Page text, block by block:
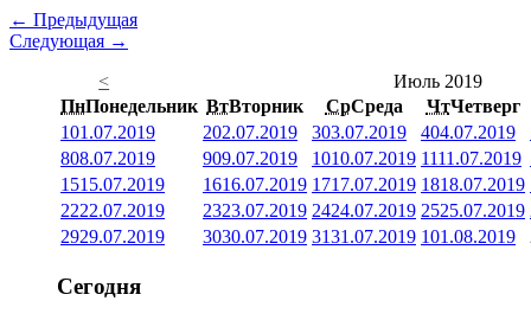
← Предыдущая
Следующая →
<
Июль 2019
ПнПонедельник ВтВторник СрСреда ЧтЧетверг
101.07.2019 202.07.2019 303.07.2019 404.07.2019
808.07.2019 909.07.2019 1010.07.2019 1111.07.2019
1515.07.2019 1616.07.2019 1717.07.2019 1818.07.2019
2222.07.2019 2323.07.2019 2424.07.2019 2525.07.2019
2929.07.2019 3030.07.2019 3131.07.2019 101.08.2019
Сегодня